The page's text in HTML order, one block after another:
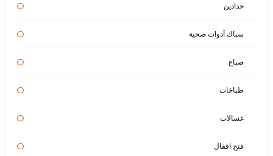
حدادين
سباك أدوات صحية
صباغ
طباخات
غسالات
فتح اقفال